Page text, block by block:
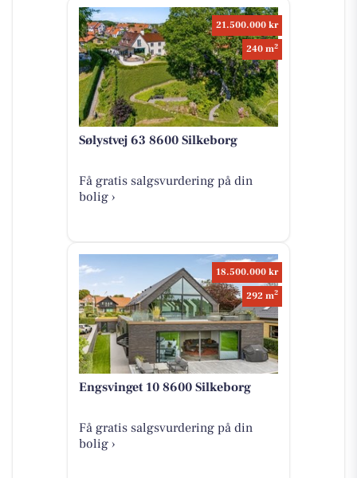
21.500.000 kr
240 m2
Sølystvej 63 8600 Silkeborg
Få gratis salgsvurdering på din
bolig ›
18.500.000 kr
292 m2
Engsvinget 10 8600 Silkeborg
Få gratis salgsvurdering på din
bolig ›